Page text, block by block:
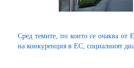
Сред темите, по които се очаква от
на конкуренция в ЕС, социалният